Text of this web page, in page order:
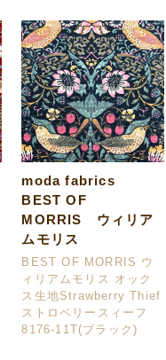
moda fabrics
BEST OF
MORRIS ウィリア
ムモリス
BEST OF MORRIS ウ
ィリアムモリス オック
ス生地Strawberry Thief
ストロベリースィーフ
8176-11T(ブラック)